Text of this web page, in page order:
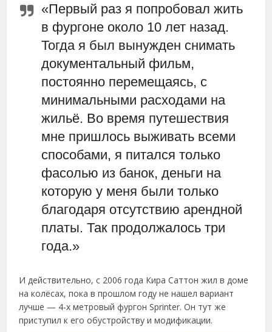
«Первый раз я попробовал жить
в фургоне около 10 лет назад.
Тогда я был вынужден снимать
документальный фильм,
постоянно перемещаясь, с
минимальными расходами на
жильё. Во время путешествия
мне пришлось выживать всеми
способами, я питался только
фасолью из банок, деньги на
которую у меня были только
благодаря отсутствию арендной
платы. Так продолжалось три
года.»
И действительно, с 2006 года Кира Саттон жил в доме
на колёсах, пока в прошлом году не нашел вариант
лучше — 4-х метровый фургон Sprinter. Он тут же
приступил к его обустройству и модификации.